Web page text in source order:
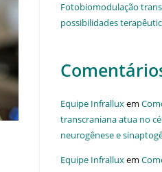
Fotobiomodulação
possibilidades
Equipe Infralluxem
transcraniana atua no
neurogênese e
Equipe Infralluxem